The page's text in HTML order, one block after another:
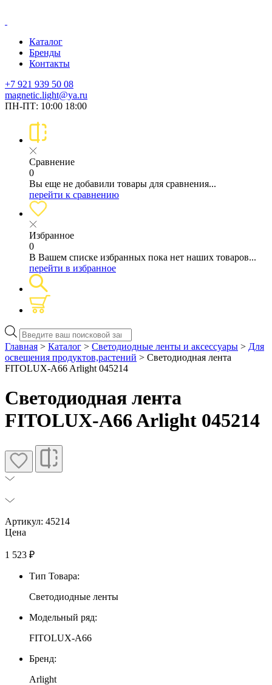
Каталог
Бренды
Контакты
+7 921 939 50 08
magnetic.light@ya.ru
ПН-ПТ: 10:00 18:00
Сравнение
0
Вы еще не добавили товары для сравнения...
перейти к сравнению
Избранное
0
В Вашем списке избранных пока нет наших товаров...
перейти в избранное
Поиск
товаров
Главная > Каталог > Светодиодные ленты и аксессуары > Для
освещения продуктов,растений > Светодиодная лента
FITOLUX-A66 Arlight 045214
Светодиодная лента
FITOLUX-A66 Arlight 045214
Артикул: 45214
Цена
1 523 ₽
Тип Товара:
Светодиодные ленты
Модельный ряд:
FITOLUX-A66
Бренд:
Arlight